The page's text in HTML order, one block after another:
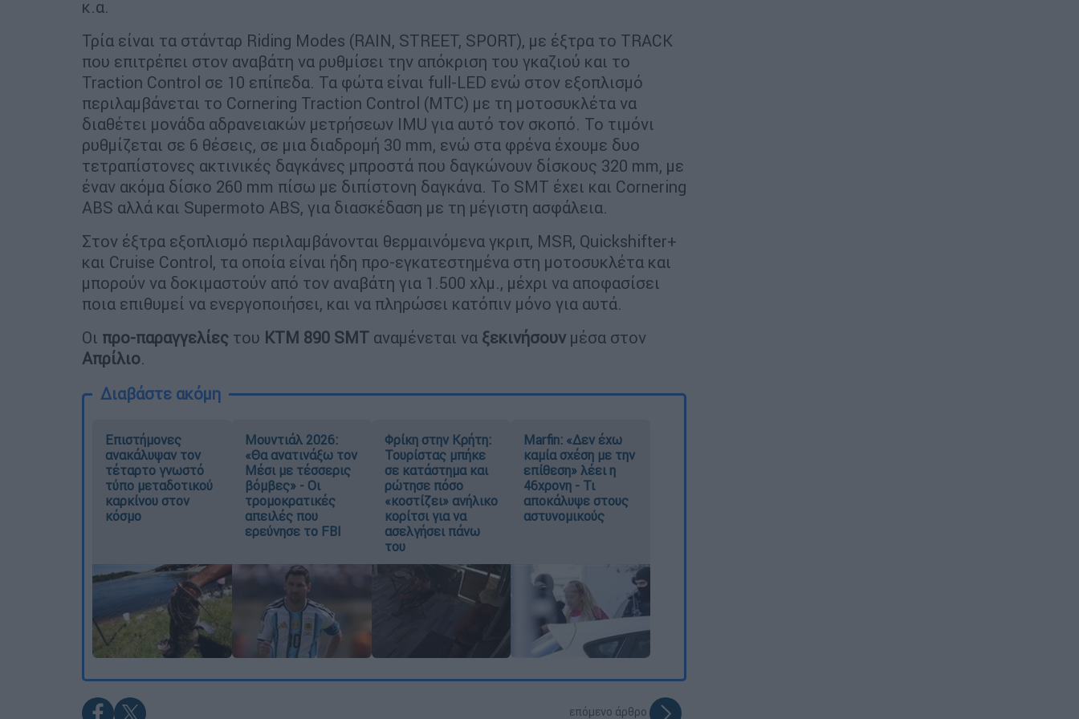
κ.α.
Τρία είναι τα στάνταρ Riding Modes (RAIN, STREET, SPORT), με έξτρα το TRACK
που επιτρέπει στον αναβάτη να ρυθμίσει την απόκριση του γκαζιού και το
Traction Control σε 10 επίπεδα. Τα φώτα είναι full-LED ενώ στον εξοπλισμό
περιλαμβάνεται το Cornering Traction Control (MTC) με τη μοτοσυκλέτα να
διαθέτει μονάδα αδρανειακών μετρήσεων IMU για αυτό τον σκοπό. Το τιμόνι
ρυθμίζεται σε 6 θέσεις, σε μια διαδρομή 30 mm, ενώ στα φρένα έχουμε δυο
τετραπίστονες ακτινικές δαγκάνες μπροστά που δαγκώνουν δίσκους 320 mm, με
έναν ακόμα δίσκο 260 mm πίσω με διπίστονη δαγκάνα. Το SMT έχει και Cornering
ABS αλλά και Supermoto ABS, για διασκέδαση με τη μέγιστη ασφάλεια.
Στον έξτρα εξοπλισμό περιλαμβάνονται θερμαινόμενα γκριπ, MSR, Quickshifter+
και Cruise Control, τα οποία είναι ήδη προ-εγκατεστημένα στη μοτοσυκλέτα και
μπορούν να δοκιμαστούν από τον αναβάτη για 1.500 χλμ., μέχρι να αποφασίσει
ποια επιθυμεί να ενεργοποιήσει, και να πληρώσει κατόπιν μόνο για αυτά.
Οι προ-παραγγελίες του KTM 890 SMT αναμένεται να ξεκινήσουν μέσα στον
Απρίλιο.
Διαβάστε ακόμη
Επιστήμονες
ανακάλυψαν τον
τέταρτο γνωστό
τύπο μεταδοτικού
καρκίνου στον
κόσμο
Μουντιάλ 2026:
«Θα ανατινάξω τον
Μέσι με τέσσερις
βόμβες» - Οι
τρομοκρατικές
απειλές που
ερεύνησε το FBI
Φρίκη στην Κρήτη:
Τουρίστας μπήκε
σε κατάστημα και
ρώτησε πόσο
«κοστίζει» ανήλικο
κορίτσι για να
ασελγήσει πάνω
του
Marfin: «Δεν έχω
καμία σχέση με την
επίθεση» λέει η
46χρονη - Τι
αποκάλυψε στους
αστυνομικούς
επόμενο άρθρο